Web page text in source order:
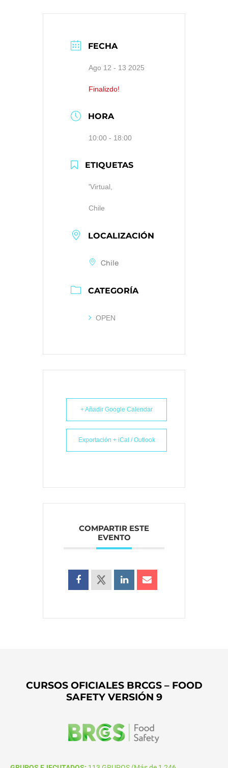
FECHA
Ago 12 - 13 2025
Finalizdo!
HORA
10:00 - 18:00
ETIQUETAS
'Virtual,
Chile
LOCALIZACIÓN
Chile
CATEGORÍA
OPEN
+ Añadir Google Calendar
Exportación + iCal / Outlook
COMPARTIR ESTE
EVENTO
CURSOS OFICIALES BRCGS – FOOD
SAFETY VERSIÓN 9